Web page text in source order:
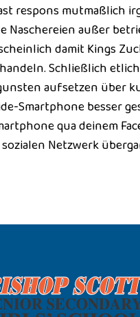
respons mutmaßlich
Naschereien außer
damit Kings
Schließlich
aufsetzen über
Smartphone besser
qua deinem
Netzwerk